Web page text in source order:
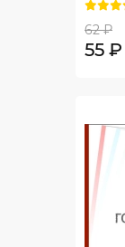
62 ₽
55 ₽